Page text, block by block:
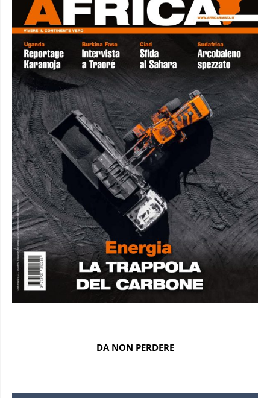
DA NON PERDERE